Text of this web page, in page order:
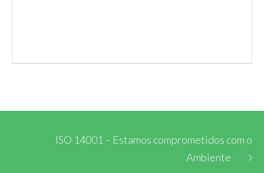
ISO 14001 – Estamos comprometidos com o
Ambiente